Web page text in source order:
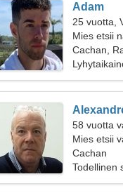
Adam
25 vuotta,
Mies etsii
Cachan,
58 vuotta
Mies etsii
Cachan
Todellinen